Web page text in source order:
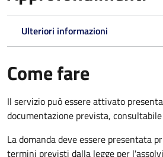
Ulteriori informazioni
Come fare
Il servizio può essere attivato
documentazione prevista,
La domanda deve essere presentata
termini previsti dalla legge per